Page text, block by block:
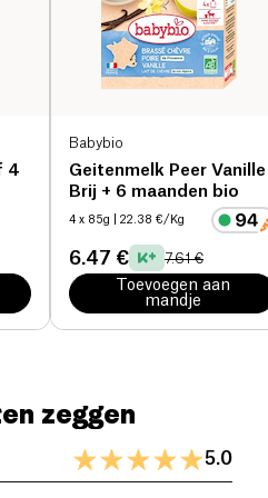
4
Babybio
Geitenmelk Peer Vanille
Brij + 6 maanden bio
4 x 85g | 22.38 €/Kg
6.47 € 7.61 €
Toevoegen aan
mandje
0.02 g
zeggen
5.0